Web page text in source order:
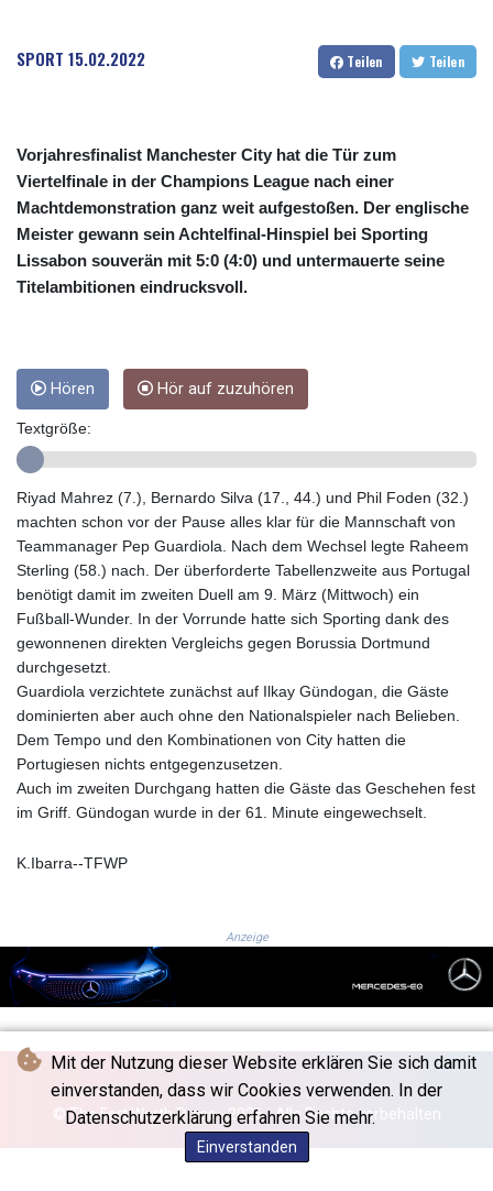
Mit der Nutzung dieser Website erklären Sie sich damit
einverstanden, dass wir Cookies verwenden. In der
Datenschutzerklärung erfahren Sie mehr.
Einverstanden
CHF 0.809098
CLF 0.023198
CNH 6.74699
COP 3157.69
CRC 453.361712
CUC 1
CUP 26.5
ETB 160.971007
EUR 0.865819
FJD 2.20855
FKP 0.74148
GBP 0.741655
GEL 2.610398
GGP 0.74148
GHS 11.701051
GMD 73.50146
GNF
8759.111457
GYD 208.606894
HKD 7.84524
ILS 2.999849
IMP 0.74148
INR 95.19805
IQD
1306.448752
1375550.000174
ISK 123.469937
JEP 0.74148
SPORT 15.02.2022 Teilen Teilen
Vorjahresfinalist Manchester City hat die Tür zum
Viertelfinale in der Champions League nach einer
Machtdemonstration ganz weit aufgestoßen. Der englische
Meister gewann sein Achtelfinal-Hinspiel bei Sporting
Lissabon souverän mit 5:0 (4:0) und untermauerte seine
Titelambitionen eindrucksvoll.
Hören Hör auf zuzuhören
Textgröße:
Riyad Mahrez (7.), Bernardo Silva (17., 44.) und Phil Foden (32.)
machten schon vor der Pause alles klar für die Mannschaft von
Teammanager Pep Guardiola. Nach dem Wechsel legte Raheem
Sterling (58.) nach. Der überforderte Tabellenzweite aus Portugal
benötigt damit im zweiten Duell am 9. März (Mittwoch) ein
Fußball-Wunder. In der Vorrunde hatte sich Sporting dank des
gewonnenen direkten Vergleichs gegen Borussia Dortmund
durchgesetzt.
Guardiola verzichtete zunächst auf Ilkay Gündogan, die Gäste
dominierten aber auch ohne den Nationalspieler nach Belieben.
Dem Tempo und den Kombinationen von City hatten die
Portugiesen nichts entgegenzusetzen.
Auch im zweiten Durchgang hatten die Gäste das Geschehen fest
im Griff. Gündogan wurde in der 61. Minute eingewechselt.
K.Ibarra--TFWP
Anzeige
© The Fort Worth Press - 2026 - Alle Rechte vorbehalten